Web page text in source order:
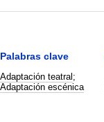
Palabras clave
Adaptación teatral ;
Adaptación escénica